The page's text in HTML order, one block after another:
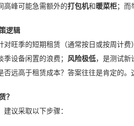
高峰可能急需额外的打包机和暖菜柜；而
逻辑
旺季的短期租赁（通常按日或按周计费
设备闲置的浪费； 风险极低，是测试
否远高于租赁成本？答案往往是肯定的。
？
议采取以下步骤：